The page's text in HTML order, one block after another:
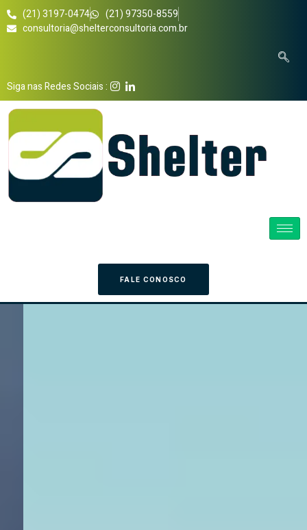
(21) 3197-0474
(21) 97350-8559
consultoria@shelterconsultoria.com.br
Siga nas Redes Sociais :
FALE CONOSCO